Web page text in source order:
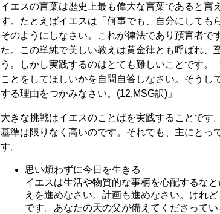
イエスの言葉は歴史上最も偉大な言葉であると言
す。たとえばイエスは「何事でも、自分にしても
そのようにしなさい。これが律法であり預言者で
た。この単純で美しい教えは黄金律とも呼ばれ、
う。しかし実践するのはとても難しいことです。
ことをしてほしいかを自問自答しなさい。そうし
する理由をつかみなさい。(12,MSG訳)」
大きな挑戦はイエスのことばを実践することです
基準は限りなく高いのです。それでも、主にとっ
す。
思い煩わずに今日を生きる
イエスは生活や物質的な事柄を心配するな
えを進めなさい。計画も進めなさい。けれ
です。あなたの天の父が備えてくださって